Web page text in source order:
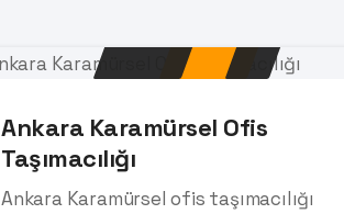
Ankara Karamürsel Ofis
Taşımacılığı
Ankara Karamürsel ofis taşımacılığı